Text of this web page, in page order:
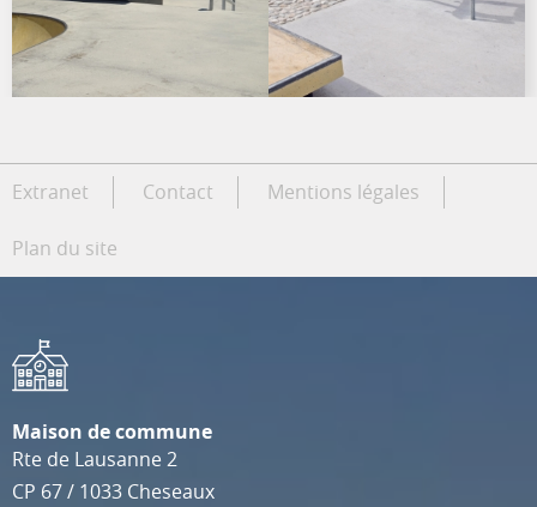
Extranet Contact Mentions légales
Plan du site
Maison de commune
Rte de Lausanne 2
CP 67/ 1033 Cheseaux